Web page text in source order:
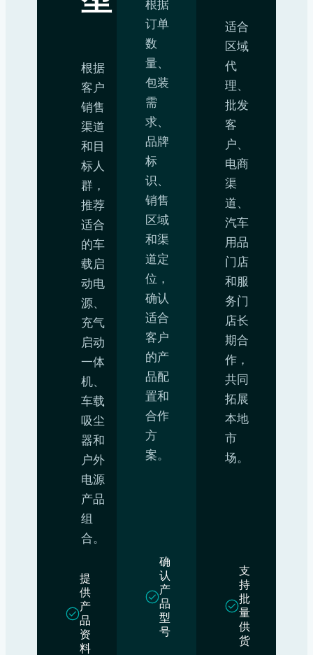
根据
客户
销售
渠道
和目
标人
群，
推荐
适合
的车
载启
动电
源、
充气
启动
一体
机、
车载
吸尘
器和
户外
电源
产品
组
合。
提
供
产
品
资
料
根据
订单
数
量、
包装
需
求、
品牌
标
识、
销售
区域
和渠
道定
位，
确认
适合
客户
的产
品配
置和
合作
方
案。
确
认
产
品
型
号
适合
区域
代
理、
批发
客
户、
电商
渠
道、
汽车
用品
门店
和服
务门
店长
期合
作，
共同
拓展
本地
市
场。
支
持
批
量
供
货